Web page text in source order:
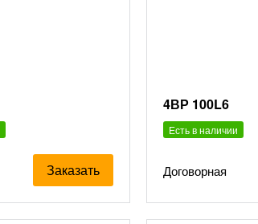
Заказать
4ВР 100L6
Есть в наличии
Договорная